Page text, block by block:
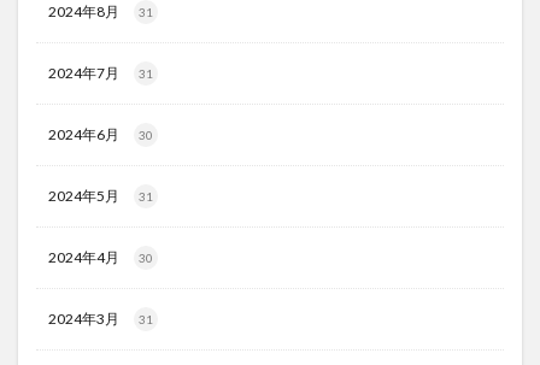
2024年8月 31
2024年7月 31
2024年6月 30
2024年5月 31
2024年4月 30
2024年3月 31